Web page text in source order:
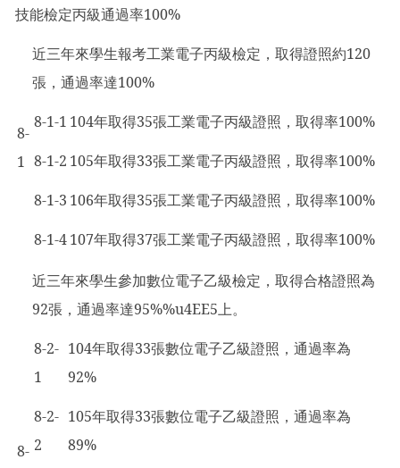
技能檢定丙級通過率100%
8-
1
近三年來學生報考工業電子丙級檢定，取得證照約120
張，通過率達100%
8-1-1 104年取得35張工業電子丙級證照，取得率100%
8-1-2 105年取得33張工業電子丙級證照，取得率100%
8-1-3 106年取得35張工業電子丙級證照，取得率100%
8-1-4107年取得37張工業電子丙級證照，取得率100%
8-
近三年來學生參加數位電子乙級檢定，取得合格證照為
92張，通過率達95%%u4EE5上。
8-2-
1
104年取得33張數位電子乙級證照，通過率為
92%
8-2-
2
105年取得33張數位電子乙級證照，通過率為
89%